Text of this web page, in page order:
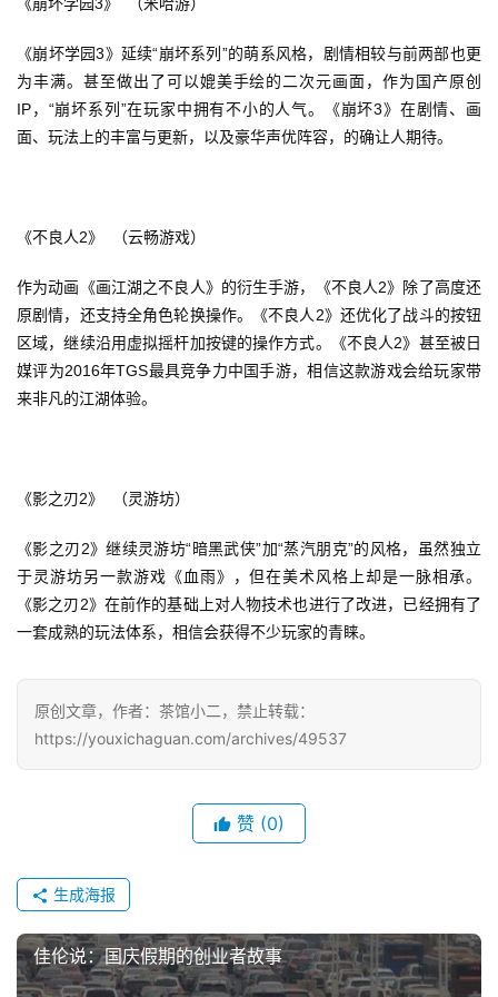
第
十
三
届
7
月
3
游
茶
对
接
上
海
中
文
(
中
国
《崩坏学园3》  （米哈游）
《崩坏学园3》延续“崩坏系列”的萌系风格，剧情相较与前两部也更
为丰满。甚至做出了可以媲美手绘的二次元画面，作为国产原创
IP，“崩坏系列”在玩家中拥有不小的人气。《崩坏3》在剧情、画
面、玩法上的丰富与更新，以及豪华声优阵容，的确让人期待。
《不良人2》  （云畅游戏）
作为动画《画江湖之不良人》的衍生手游，《不良人2》除了高度还
原剧情，还支持全角色轮换操作。《不良人2》还优化了战斗的按钮
区域，继续沿用虚拟摇杆加按键的操作方式。《不良人2》甚至被日
媒评为2016年TGS最具竞争力中国手游，相信这款游戏会给玩家带
来非凡的江湖体验。
《影之刃2》  （灵游坊）
《影之刃2》继续灵游坊“暗黑武侠”加“蒸汽朋克”的风格，虽然独立
于灵游坊另一款游戏《血雨》，但在美术风格上却是一脉相承。
《影之刃2》在前作的基础上对人物技术也进行了改进，已经拥有了
一套成熟的玩法体系，相信会获得不少玩家的青睐。
原创文章，作者：茶馆小二，禁止转载：
https://youxichaguan.com/archives/49537
赞 (0)
生成海报
佳伦说：国庆假期的创业者故事